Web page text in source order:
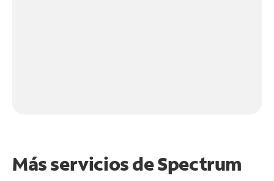
Más servicios de Spectrum